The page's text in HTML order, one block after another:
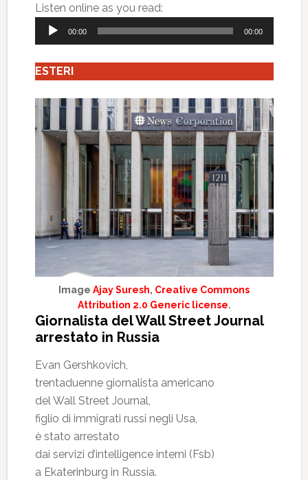
Listen online as you read:Audio
Player
00:00 00:00
ESTERI
ImageAjay Suresh, Creative Commons
Attribution 2.0 Generic license.
Giornalista del Wall Street Journal
arrestato in Russia
Evan Gershkovich,
trentaduenne giornalista americano
del Wall Street Journal,
figlio di immigrati russi negli Usa,
è stato arrestato
dai servizi d’intelligence interni (Fsb)
a Ekaterinburg in Russia.